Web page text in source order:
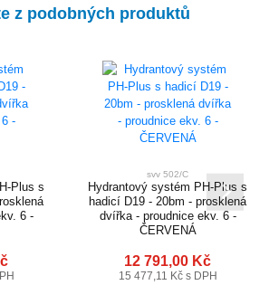
z podobných produktů
Plus s
6 -
svv 502/C
Hydrantový systém PH-Plus s
hadicí D19 - 20bm - prosklená
dvířka - proudnice ekv. 6 -
ČERVENÁ
12 791,00 Kč
15 477,11 Kč s DPH